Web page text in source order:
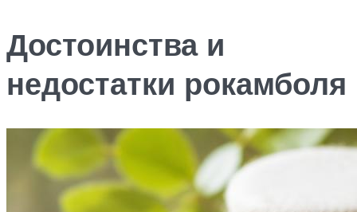
Достоинства и
недостатки рокамболя